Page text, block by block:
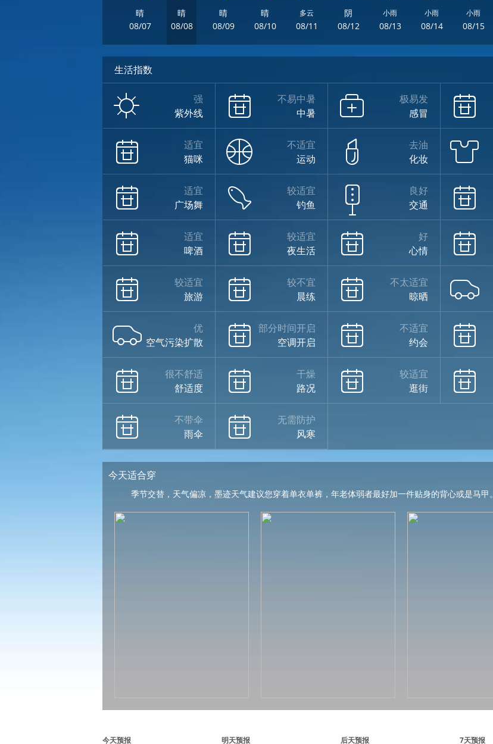
晴
08/07
晴
08/08
晴
08/09
晴
08/10
多云
08/11
阴
08/12
小雨
08/13
小雨
08/14
小雨
08/15
生活指数
强
紫外线
不易中暑
中暑
极易发
感冒
适宜
猫咪
不适宜
运动
去油
化妆
适宜
广场舞
较适宜
钓鱼
良好
交通
适宜
啤酒
较适宜
夜生活
好
心情
较适宜
旅游
较不宜
晨练
不太适宜
晾晒
优
空气污染扩散
部分时间开启
空调开启
不适宜
约会
很不舒适
舒适度
干燥
路况
较适宜
逛街
不带伞
雨伞
无需防护
风寒
今天适合穿
季节交替，天气偏凉，墨迹天气建议您穿着单衣单裤，年老体弱者最好加一件贴身的背心或是马甲。
今天预报 明天预报 后天预报 7天预报